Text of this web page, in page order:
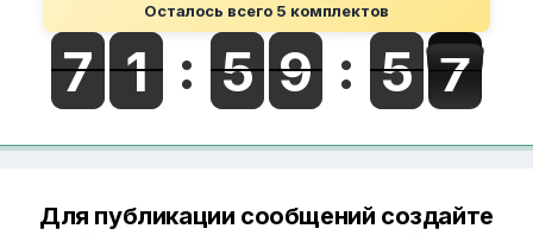
Осталось всего 5 комплектов
Для публикации сообщений создайте